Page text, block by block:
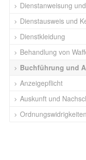
Dienstanweisung
Dienstausweis und
Dienstkleidung
Behandlung von
Buchführung und
Anzeigepflicht
Auskunft und
Ordnungswidrigkeiten